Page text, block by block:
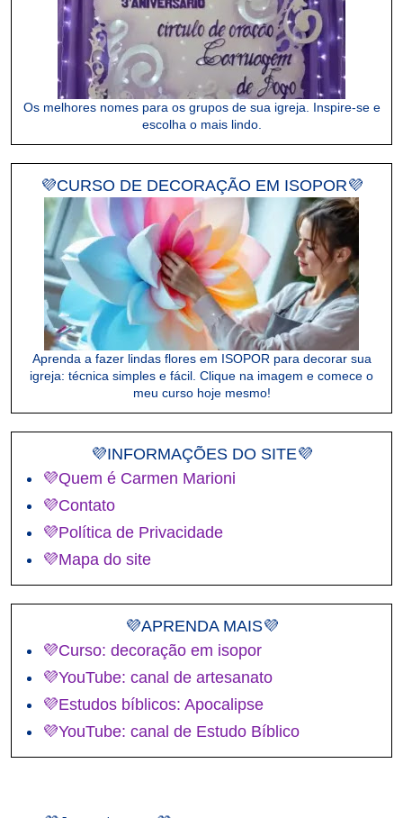
Os melhores nomes para os grupos de sua igreja. Inspire-se e
escolha o mais lindo.
💜CURSO DE DECORAÇÃO EM ISOPOR💜
Aprenda a fazer lindas flores em ISOPOR para decorar sua
igreja: técnica simples e fácil. Clique na imagem e comece o
meu curso hoje mesmo!
💜INFORMAÇÕES DO SITE💜
💜Quem é Carmen Marioni
💜Contato
💜Política de Privacidade
💜Mapa do site
💜APRENDA MAIS💜
💜Curso: decoração em isopor
💜YouTube: canal de artesanato
💜Estudos bíblicos: Apocalipse
💜YouTube: canal de Estudo Bíblico